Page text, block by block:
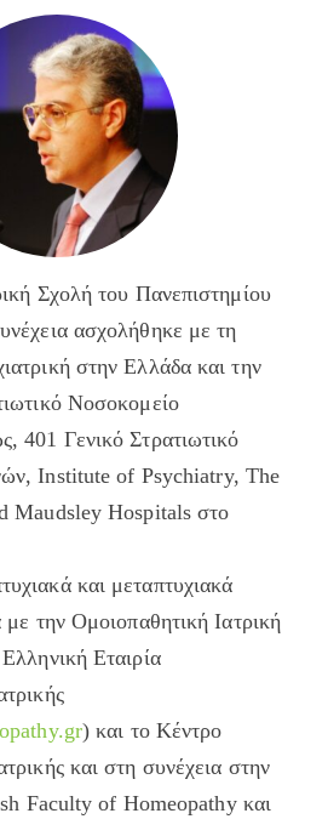
Σχολή του Πανεπιστημίου
ασχολήθηκε με τη
στην Ελλάδα και την
Νοσοκομείο
401 Γενικό Στρατιωτικό
Institute of Psychiatry, The
Maudsley Hospitals στο
και μεταπτυχιακά
με την Ομοιοπαθητική Ιατρική
Εταιρία
) και το Κέντρο
και στη συνέχεια στην
Faculty of Homeopathy και